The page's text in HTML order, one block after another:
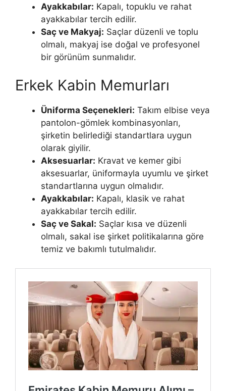
Ayakkabılar: Kapalı, topuklu ve rahat
ayakkabılar tercih edilir.
Saç ve Makyaj: Saçlar düzenli ve toplu
olmalı, makyaj ise doğal ve profesyonel
bir görünüm sunmalıdır.
Erkek Kabin Memurları
Üniforma Seçenekleri: Takım elbise veya
pantolon-gömlek kombinasyonları,
şirketin belirlediği standartlara uygun
olarak giyilir.
Aksesuarlar: Kravat ve kemer gibi
aksesuarlar, üniformayla uyumlu ve şirket
standartlarına uygun olmalıdır.
Ayakkabılar: Kapalı, klasik ve rahat
ayakkabılar tercih edilir.
Saç ve Sakal: Saçlar kısa ve düzenli
olmalı, sakal ise şirket politikalarına göre
temiz ve bakımlı tutulmalıdır.